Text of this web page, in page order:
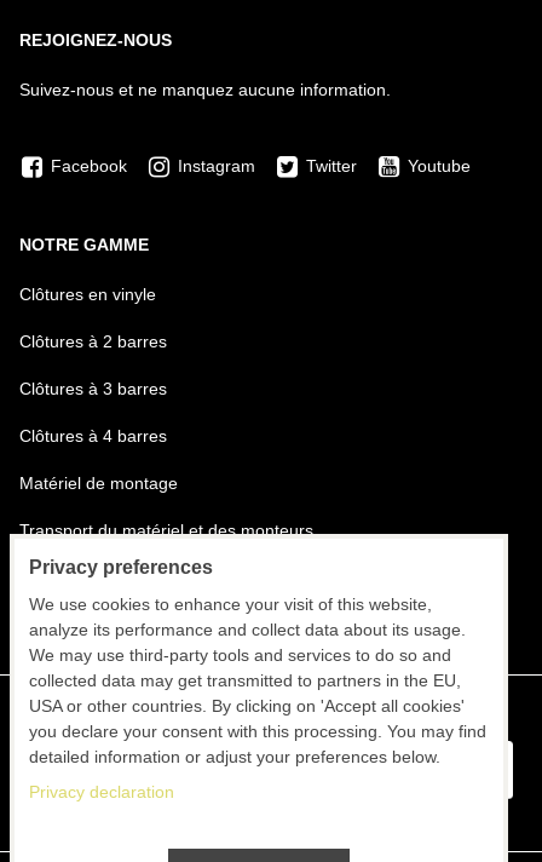
REJOIGNEZ-NOUS
Suivez-nous et ne manquez aucune information.
Facebook Instagram Twitter Youtube
NOTRE GAMME
Clôtures en vinyle
Clôtures à 2 barres
Clôtures à 3 barres
Clôtures à 4 barres
Matériel de montage
Transport du matériel et des monteurs
Installation des clôtures
Privacy preferences
We use cookies to enhance your visit of this website,
analyze its performance and collect data about its usage.
We may use third-party tools and services to do so and
collected data may get transmitted to partners in the EU,
USA or other countries. By clicking on 'Accept all cookies'
you declare your consent with this processing. You may find
detailed information or adjust your preferences below.
Privacy declaration